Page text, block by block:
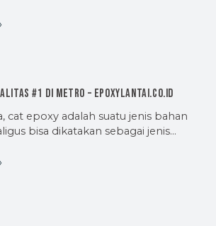
#1 di Metro – EpoxyLantai.co.id
cat epoxy adalah suatu jenis bahan
bisa dikatakan sebagai jenis…